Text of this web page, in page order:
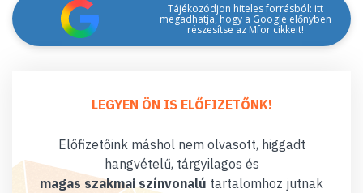
Tájékozódjon hiteles forrásból: itt
megadhatja, hogy a Google előnyben
részesítse az Mfor cikkeit!
LEGYEN ÖN IS ELŐFIZETŐNK!
Előfizetőink máshol nem olvasott, higgadt
hangvételű, tárgyilagos és
magas szakmai színvonalú tartalomhoz jutnak